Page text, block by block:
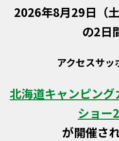
2026年8月29日（
の2日
アクセスサッ
北海道キャンピン
ショー
が開催さ